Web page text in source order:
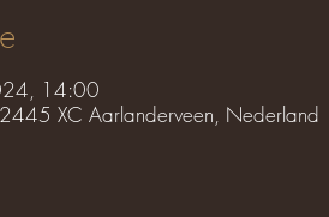
14:00
XC Aarlanderveen, Nederland